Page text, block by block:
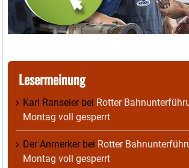
Lesermeinung
Karl Ranseierbei Rotter
Montag voll gesperrt
Der Anmerkerbei Rotter
Montag voll gesperrt